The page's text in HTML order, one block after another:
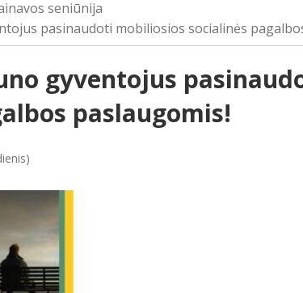
seniūnija
pasinaudoti mobiliosios socialinės
gyventojus
paslaugomis!